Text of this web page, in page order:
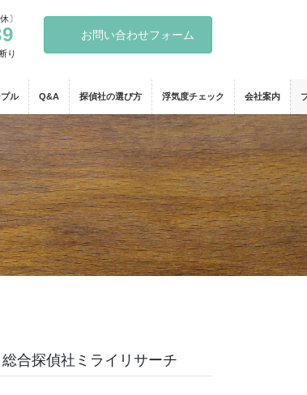
〕
り
お問い合わせフォーム
ル Q&A 探偵社の選び方 浮気度チェック 会社案内
総合探偵社ミライリサーチ